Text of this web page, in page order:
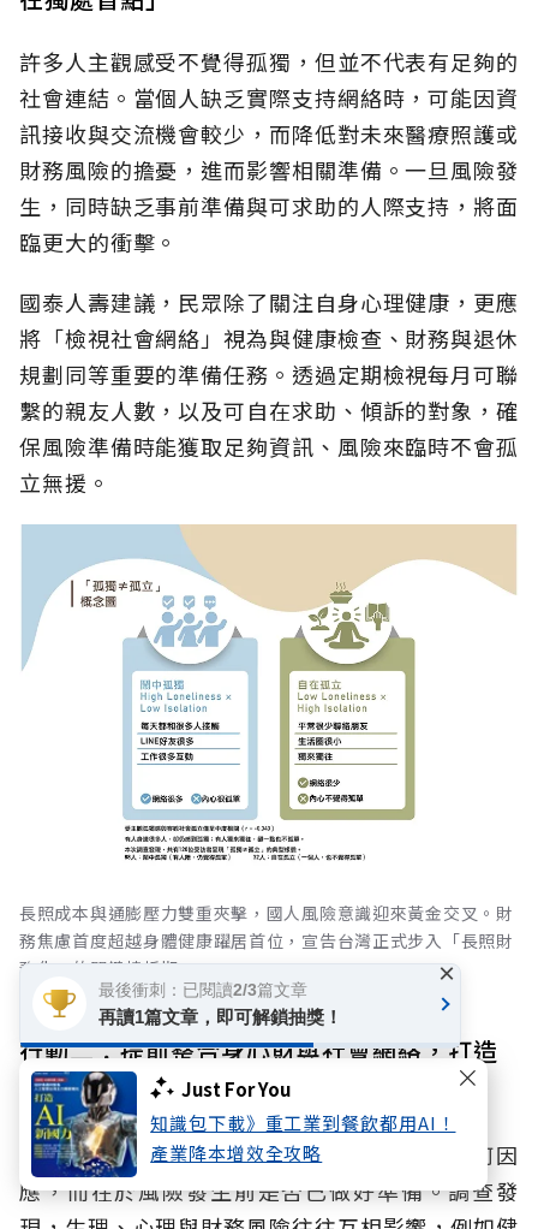
Just For You
知識包下載》重工業到餐飲都用AI！
產業降本增效全攻略
許多人主觀感受不覺得孤獨，但並不代表有足夠的
社會連結。當個人缺乏實際支持網絡時，可能因資
訊接收與交流機會較少，而降低對未來醫療照護或
財務風險的擔憂，進而影響相關準備。一旦風險發
生，同時缺乏事前準備與可求助的人際支持，將面
臨更大的衝擊。
國泰人壽建議，民眾除了關注自身心理健康，更應
將「檢視社會網絡」視為與健康檢查、財務與退休
規劃同等重要的準備任務。透過定期檢視每月可聯
繫的親友人數，以及可自在求助、傾訴的對象，確
保風險準備時能獲取足夠資訊、風險來臨時不會孤
立無援。
長照成本與通膨壓力雙重夾擊，國人風險意識迎來黃金交叉。財
務焦慮首度超越身體健康躍居首位，宣告台灣正式步入「長照財
務化」的關鍵轉折期。
行動二：提前整合身心財與社會網絡，打造
人生韌性
人生風險管理的關鍵，不在於風險發生後如何因
應，而在於風險發生前是否已做好準備。調查發
最後衝刺：已閱讀2/3篇文章
再讀1篇文章，即可解鎖抽獎！
×